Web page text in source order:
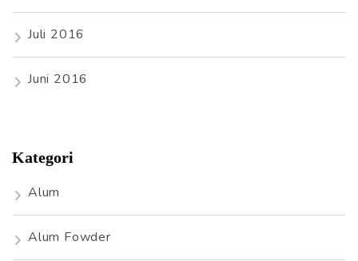
Juli 2016
Juni 2016
Kategori
Alum
Alum Fowder